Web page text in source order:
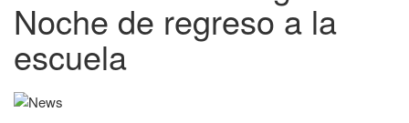
Noche de regreso a la
escuela